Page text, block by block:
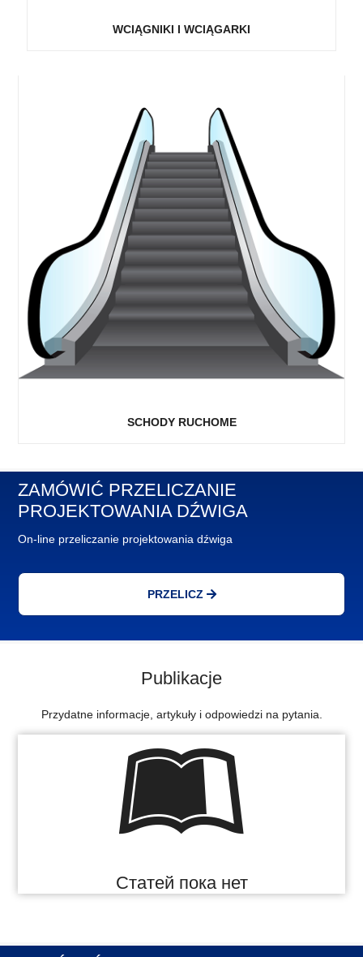
WCIĄGNIKI I WCIĄGARKI
SCHODY RUCHOME
ZAMÓWIĆ PRZELICZANIE
PROJEKTOWANIA DŹWIGA
On-line przeliczanie projektowania dźwiga
PRZELICZ
Publikacje
Przydatne informacje, artykuły i odpowiedzi na pytania.
Статей пока нет